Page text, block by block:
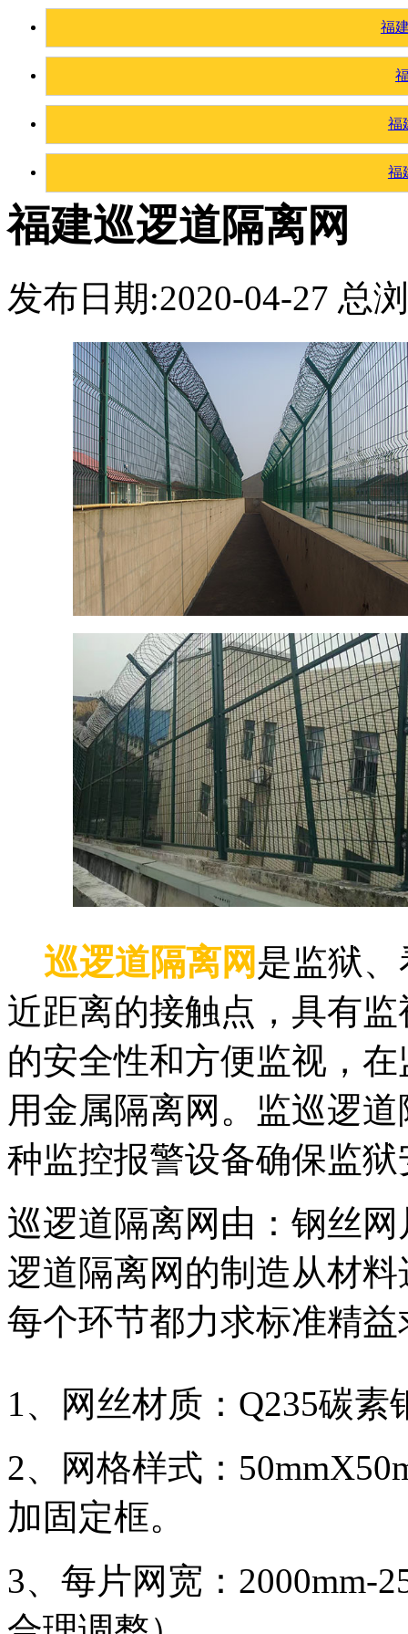
福
福
福
福建巡逻道隔离网
发布日期:2020-04-27 总
巡逻道隔离网 是监狱
近距离的接触点，具有
的安全性和方便监视，
用金属隔离网。监巡逻
种监控报警设备确保监
巡逻道隔离网由：钢丝
逻道隔离网的制造从材
每个环节都力求标准精益
1、网丝材质：Q235碳素
2、网格样式：
加固定框。
3、每片网宽：2000mm-